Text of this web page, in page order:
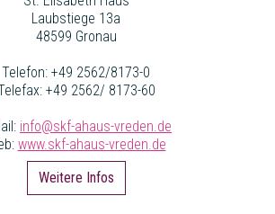
Laubstiege 13a
48599 Gronau
Telefon: +49 2562/8173-0
+49 2562/ 8173-60
info@skf-ahaus-vreden.de
www.skf-ahaus-vreden.de
Weitere Infos